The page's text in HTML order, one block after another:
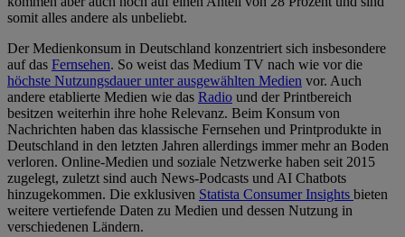
somit alles andere als unbeliebt.
Der Medienkonsum in Deutschland konzentriert sich insbesondere
auf das Fernsehen. So weist das Medium TV nach wie vor die
höchste Nutzungsdauer unter ausgewählten Medien vor. Auch
andere etablierte Medien wie das Radio und der Printbereich
besitzen weiterhin ihre hohe Relevanz. Beim Konsum von
Nachrichten haben das klassische Fernsehen und Printprodukte in
Deutschland in den letzten Jahren allerdings immer mehr an Boden
verloren. Online-Medien und soziale Netzwerke haben seit 2015
zugelegt, zuletzt sind auch News-Podcasts und AI Chatbots
hinzugekommen. Die exklusiven Statista Consumer Insights bieten
weitere vertiefende Daten zu Medien und dessen Nutzung in
verschiedenen Ländern.